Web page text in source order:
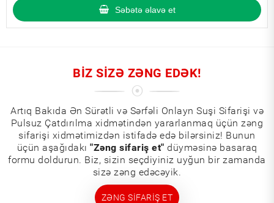
Səbətə əlavə et
BIZ SIZƏ ZƏNG EDƏK!
Artıq Bakıda Ən Sürətli və Sərfəli Onlayn Suşi Sifarişi və
Pulsuz Çatdırılma xidmətindən yararlanmaq üçün zəng
sifarişi xidmətimizdən istifadə edə bilərsiniz! Bunun
üçün aşağıdakı "Zəng sifariş et" düyməsinə basaraq
formu doldurun. Biz, sizin seçdiyiniz uyğun bir zamanda
sizə zəng edəcəyik.
ZƏNG SIFARIŞ ET